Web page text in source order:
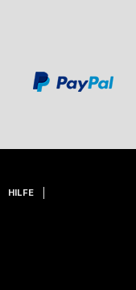
HILFE